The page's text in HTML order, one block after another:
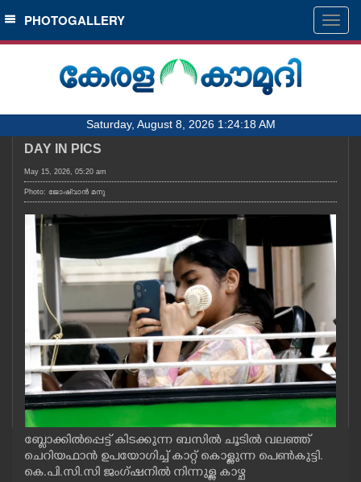
SECTIONS
HOME
NOTIFIED NEWS
KERALA
LOCAL
OBITUARY
NEWS 360
CASE DIARY
CINEMA
OPINION
PHOTOGALLERY
Saturday, August 8, 2026 1:24:18 AM
DAY IN PICS
May 15, 2026, 05:20 am
Photo: ജോഷ്‌വാൻ മനു
ബ്ളോക്കിൽപ്പെട്ട് കിടക്കുന്ന ബസിൽ ചൂടിൽ വലഞ്ഞ്
ചെറിയഫാൻ ഉപയോഗിച്ച് കാറ്റ് കൊള്ളുന്ന പെൺകുട്ടി.
കെ.പി.സി.സി ജംഗ്ഷനിൽ നിന്നുള്ള കാഴ്ച